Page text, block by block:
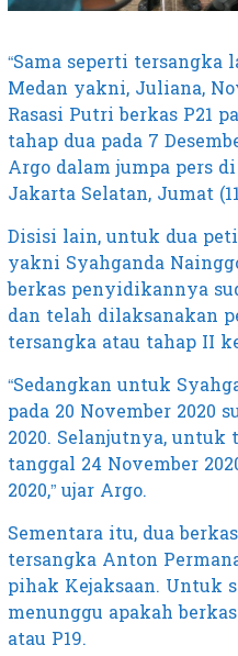
“Sama seperti
Medan yakni, Juliana,
Rasasi Putri berkas P21
tahap dua pada 7
Argo dalam jumpa pers
Jakarta Selatan, Jumat
Disisi lain, untuk dua
yakni Syahganda
berkas penyidikannya
dan telah dilaksanakan
tersangka atau tahap II
“Sedangkan untuk
pada 20 November 2020
2020. Selanjutnya, untuk
tanggal 24 November
2020,” ujar Argo.
Sementara itu, dua
tersangka Anton
pihak Kejaksaan. Untuk
menunggu apakah
atau P19.